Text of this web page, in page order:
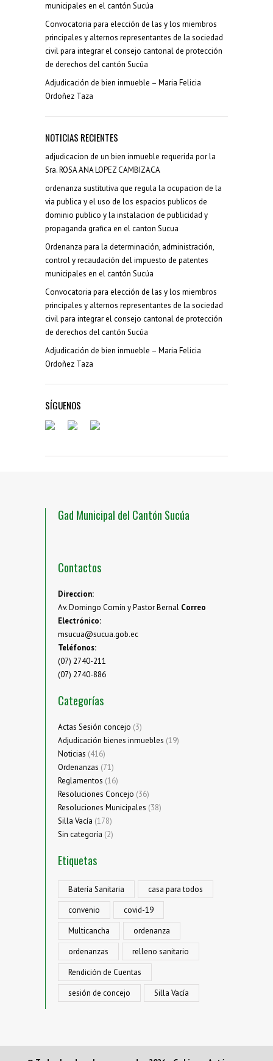
municipales en el cantón Sucúa
Convocatoria para elección de las y los miembros
principales y alternos representantes de la sociedad
civil para integrar el consejo cantonal de protección
de derechos del cantón Sucúa
Adjudicación de bien inmueble – Maria Felicia
Ordoñez Taza
NOTICIAS RECIENTES
adjudicacion de un bien inmueble requerida por la
Sra. ROSA ANA LOPEZ CAMBIZACA
ordenanza sustitutiva que regula la ocupacion de la
via publica y el uso de los espacios publicos de
dominio publico y la instalacion de publicidad y
propaganda grafica en el canton Sucua
Ordenanza para la determinación, administración,
control y recaudación del impuesto de patentes
municipales en el cantón Sucúa
Convocatoria para elección de las y los miembros
principales y alternos representantes de la sociedad
civil para integrar el consejo cantonal de protección
de derechos del cantón Sucúa
Adjudicación de bien inmueble – Maria Felicia
Ordoñez Taza
SÍGUENOS
Gad Municipal del Cantón Sucúa
Contactos
Direccion:
Av. Domingo Comín y Pastor Bernal Correo
Electrónico:
msucua@sucua.gob.ec
Teléfonos:
(07) 2740-211
(07) 2740-886
Categorías
Actas Sesión concejo (3)
Adjudicación bienes inmuebles (19)
Noticias (416)
Ordenanzas (71)
Reglamentos (16)
Resoluciones Concejo (36)
Resoluciones Municipales (38)
Silla Vacía (178)
Sin categoría (2)
Etiquetas
Batería Sanitaria
casa para todos
convenio
covid-19
Multicancha
ordenanza
ordenanzas
relleno sanitario
Rendición de Cuentas
sesión de concejo
Silla Vacía